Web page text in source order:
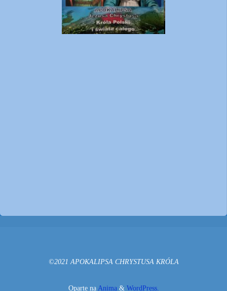
©2021 APOKALIPSA CHRYSTUSA KRÓLA
Oparte naAnima & WordPress.